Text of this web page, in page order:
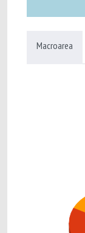
Macroarea